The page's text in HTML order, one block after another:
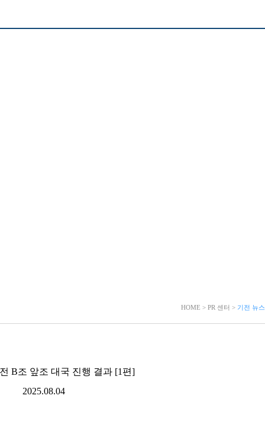
HOME > PR 센터 > 기전 뉴스
B조 앞조 대국 진행 결과 [1편]
2025.08.04